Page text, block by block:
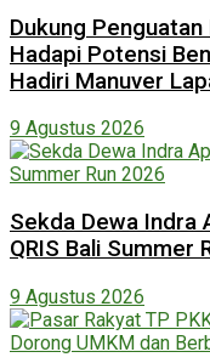
Dukung
Hadapi Potensi
Hadiri Manuver
9 Agustus 2026
Sekda Dewa Indra
QRIS Bali Summer
9 Agustus 2026